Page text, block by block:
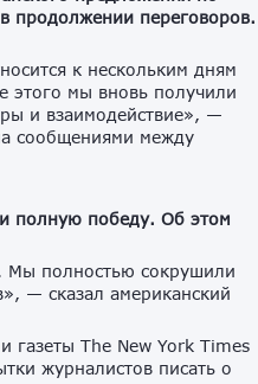
продолжении переговоров.
к нескольким дням
этого мы вновь получили
и взаимодействие», —
сообщениями между
полную победу. Об этом
Мы полностью сокрушили
— сказал американский
газеты The New York Times
журналистов писать о